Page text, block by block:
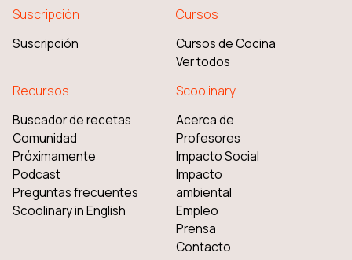
Suscripción
Suscripción
Cursos
Cursos de Cocina
Ver todos
Recursos
Buscador de recetas
Comunidad
Próximamente
Podcast
Preguntas frecuentes
Scoolinary in English
Scoolinary
Acerca de
Profesores
Impacto Social
Impacto
ambiental
Empleo
Prensa
Contacto